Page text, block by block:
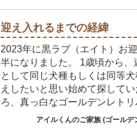
迎え入れるまでの経緯
2023年に黒ラブ（エイト）お
半になりました。 1歳頃から、
として同じ犬種もしくは同等
えしたいと思い始めて探して
ろ、真っ白なゴールデンレト
イル）に出会い、あどけない
アイルくんのご家族 (ゴールデ